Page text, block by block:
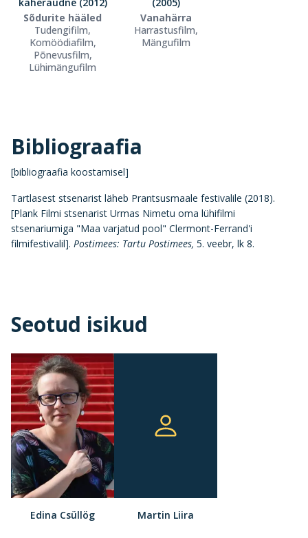
Sõdurite hääled
Tudengifilm,
Komöödiafilm,
Põnevusfilm,
Lühimängufilm
Vanahärra
Harrastusfilm,
Mängufilm
Bibliograafia
[bibliograafia koostamisel]
Tartlasest stsenarist läheb Prantsusmaale festivalile (2018).
[Plank Filmi stsenarist Urmas Nimetu oma lühifilmi
stsenariumiga "Maa varjatud pool" Clermont-Ferrand'i
filmifestivalil]. Postimees: Tartu Postimees, 5. veebr, lk 8.
Seotud isikud
Edina Csüllög Martin Liira